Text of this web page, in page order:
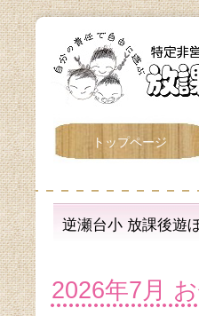
逆瀬台小 放課後遊
2026年7月
トップページ